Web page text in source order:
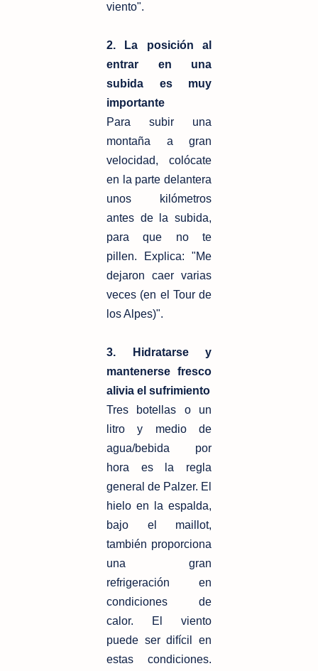
viento".
2. La posición al
entrar en una
subida es muy
importante
Para subir una
montaña a gran
velocidad, colócate
en la parte delantera
unos kilómetros
antes de la subida,
para que no te
pillen. Explica: "Me
dejaron caer varias
veces (en el Tour de
los Alpes)".
3. Hidratarse y
mantenerse fresco
alivia el sufrimiento
Tres botellas o un
litro y medio de
agua/bebida por
hora es la regla
general de Palzer. El
hielo en la espalda,
bajo el maillot,
también proporciona
una gran
refrigeración en
condiciones de
calor. El viento
puede ser difícil en
estas condiciones.